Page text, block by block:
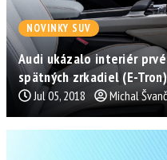
NOVINKY SUV
Audi ukázalo interiér
spätných zrkadiel (E-Tron)
Jul 05, 2018 Michal